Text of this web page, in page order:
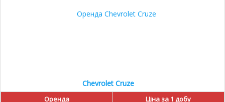
Chevrolet Cruze
Оренда
Ціна за 1 добу